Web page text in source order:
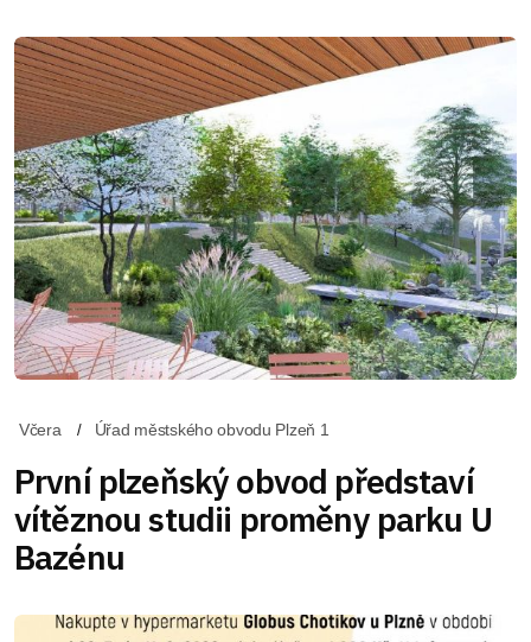
Včera Úřad městského obvodu Plzeň 1
První plzeňský obvod představí
vítěznou studii proměny parku U
Bazénu